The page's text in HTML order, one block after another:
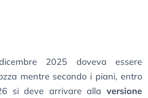
2025 doveva essere
mentre secondo i piani, entro
si deve arrivare alla versione